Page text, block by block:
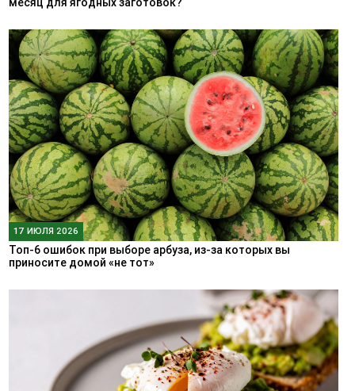
17 ИЮЛЯ 2026
Топ-6 ошибок при выборе арбуза, из-за которых вы
приносите домой «не тот»